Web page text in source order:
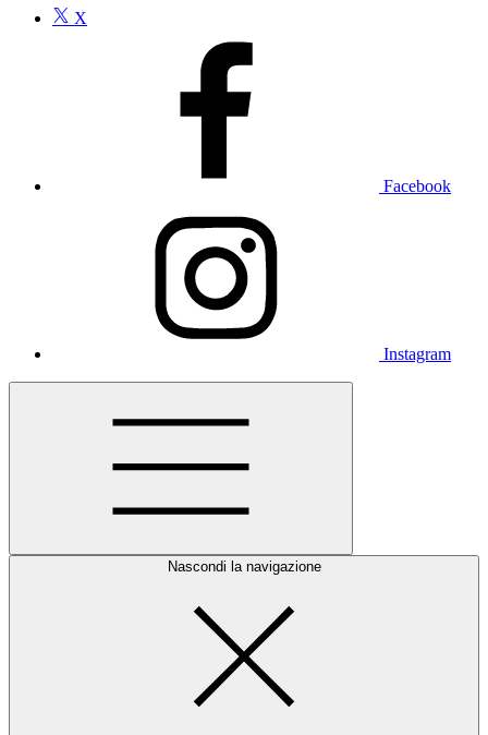
X
Facebook
Instagram
Nascondi la navigazione